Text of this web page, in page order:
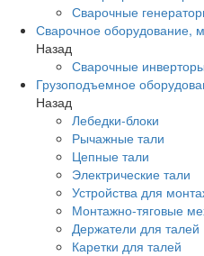
Сварочные
Сварочное оборудование,
Назад
Сварочные инверторы
Грузоподъемное
Назад
Лебедки-блоки
Рычажные тали
Цепные тали
Электрические тали
Устройства для
Монтажно-тяговые
Держатели для талей
Каретки для талей